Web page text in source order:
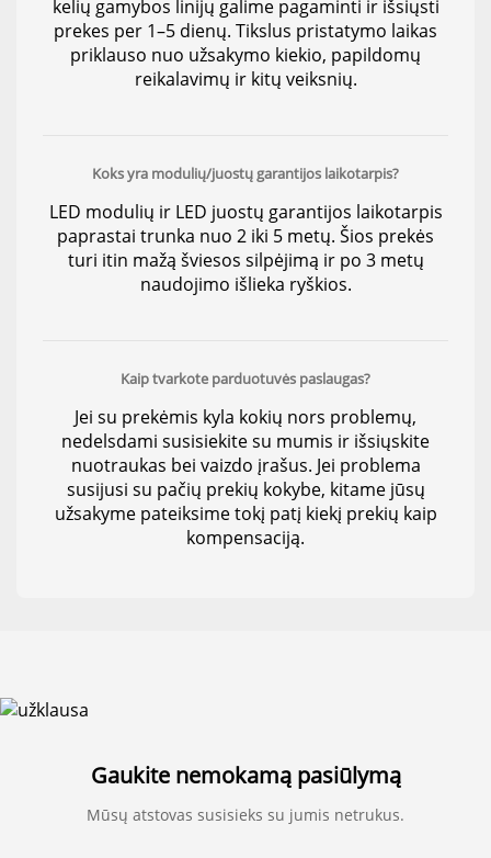
kelių gamybos linijų galime pagaminti ir išsiųsti
prekes per 1–5 dienų. Tikslus pristatymo laikas
priklauso nuo užsakymo kiekio, papildomų
reikalavimų ir kitų veiksnių.
Koks yra modulių/juostų garantijos laikotarpis?
LED modulių ir LED juostų garantijos laikotarpis
paprastai trunka nuo 2 iki 5 metų. Šios prekės
turi itin mažą šviesos silpėjimą ir po 3 metų
naudojimo išlieka ryškios.
Kaip tvarkote parduotuvės paslaugas?
Jei su prekėmis kyla kokių nors problemų,
nedelsdami susisiekite su mumis ir išsiųskite
nuotraukas bei vaizdo įrašus. Jei problema
susijusi su pačių prekių kokybe, kitame jūsų
užsakyme pateiksime tokį patį kiekį prekių kaip
kompensaciją.
Gaukite nemokamą pasiūlymą
Mūsų atstovas susisieks su jumis netrukus.